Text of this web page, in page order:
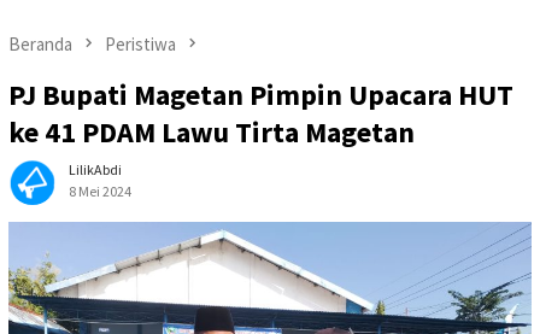
Beranda Peristiwa
PJ Bupati Magetan Pimpin Upacara HUT
ke 41 PDAM Lawu Tirta Magetan
LilikAbdi
8 Mei 2024